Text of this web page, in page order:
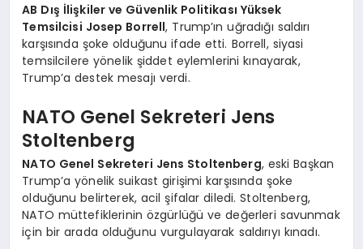
AB Dış İlişkiler ve Güvenlik Politikası Yüksek
Temsilcisi Josep Borrell, Trump’ın uğradığı saldırı
karşısında şoke olduğunu ifade etti. Borrell, siyasi
temsilcilere yönelik şiddet eylemlerini kınayarak,
Trump’a destek mesajı verdi.
NATO Genel Sekreteri Jens
Stoltenberg
NATO Genel Sekreteri Jens Stoltenberg, eski Başkan
Trump’a yönelik suikast girişimi karşısında şoke
olduğunu belirterek, acil şifalar diledi. Stoltenberg,
NATO müttefiklerinin özgürlüğü ve değerleri savunmak
için bir arada olduğunu vurgulayarak saldırıyı kınadı.